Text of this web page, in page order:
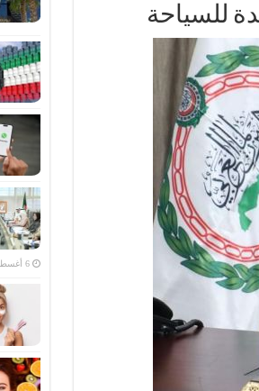
للسياحة
6 أغسطس، 2026